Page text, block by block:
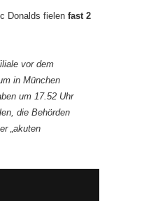
Donalds fielen fast 2
vor dem
in München
um 17.52 Uhr
die Behörden
„akuten